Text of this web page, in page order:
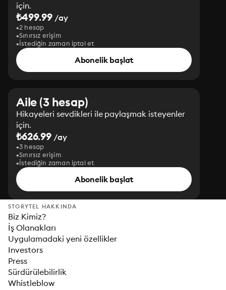
için.
₺499.99 /ay
2 hesap
Sınırsız erişim
İstediğin zaman iptal et
Abonelik başlat
Aile (3 hesap)
Hikayeleri sevdikleri ile paylaşmak isteyenler
için.
₺626.99 /ay
3 hesap
Sınırsız erişim
İstediğin zaman iptal et
Abonelik başlat
STORYTEL HAKKINDA
Biz Kimiz?
İş Olanakları
Uygulamadaki yeni özellikler
Investors
Press
Sürdürülebilirlik
Whistleblow